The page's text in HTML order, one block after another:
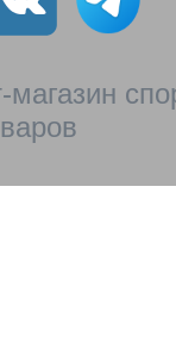
магазин